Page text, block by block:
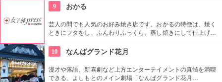
問わず、気軽におしゃれを楽しめる。
9 おかる
芸人の間でも人気のお好み焼き店です。おかるの特徴は、焼く
ときにフタをし、ふんわりふっくら、蒸し焼きにして仕上げる
ネーズは、通天閣など、絵をかいてくれるサービスも。
10 なんばグランド花月
漫才や落語、新喜劇など上方エンターテイメントの真髄を満喫
できる、よしもとのメイン劇場「なんばグランド花月